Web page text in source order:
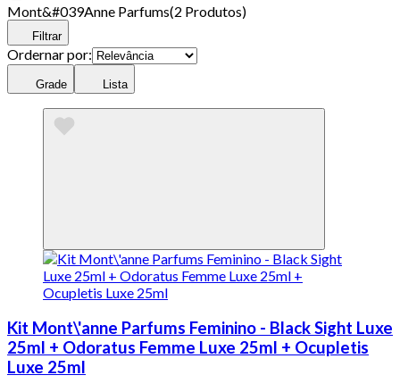
Mont&#039Anne Parfums(2 Produtos)
Filtrar
Ordernar por:
Grade Lista
Kit Mont\'anne Parfums Feminino - Black Sight Luxe
25ml + Odoratus Femme Luxe 25ml + Ocupletis
Luxe 25ml